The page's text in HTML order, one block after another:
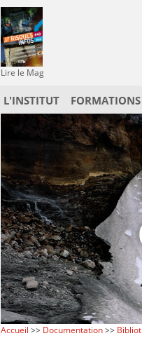
Lire le Mag
L'INSTITUT FORMATIONS
Accueil >> Documentation>>